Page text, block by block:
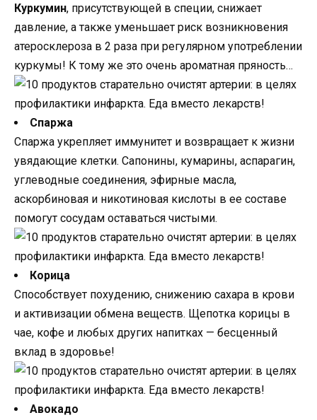
Куркумин, присутствующей в специи, снижает
давление, а также уменьшает риск возникновения
атеросклероза в 2 раза при регулярном употреблении
куркумы! К тому же это очень ароматная пряность…
Спаржа
Спаржа укрепляет иммунитет и возвращает к жизни
увядающие клетки. Сапонины, кумарины, аспарагин,
углеводные соединения, эфирные масла,
аскорбиновая и никотиновая кислоты в ее составе
помогут сосудам оставаться чистыми.
Корица
Способствует похудению, снижению сахара в крови
и активизации обмена веществ. Щепотка корицы в
чае, кофе и любых других напитках — бесценный
вклад в здоровье!
Авокадо